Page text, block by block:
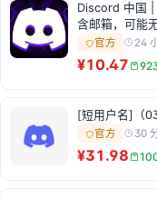
Discord 中国
含邮箱，可能
官方 24
¥10.47
[短用户名]（
官方 30
¥31.98